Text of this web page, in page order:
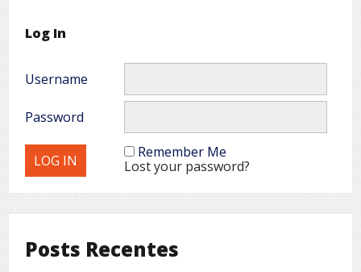
Log In
Username
Password
Remember Me
Lost your password?
Posts Recentes